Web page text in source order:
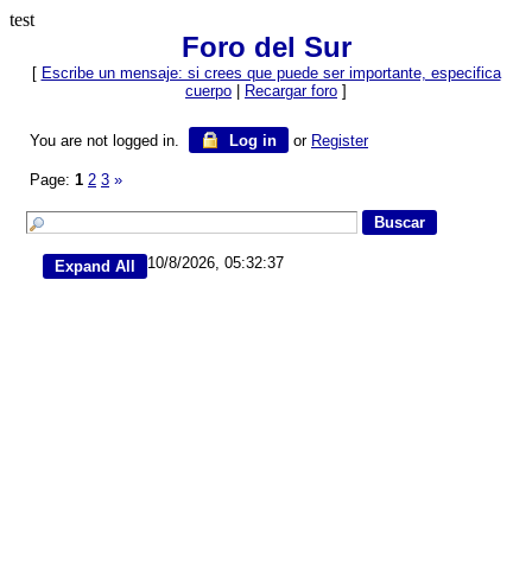
test
Foro del Sur
[ Escribe un mensaje: si crees que puede ser importante, especifica
cuerpo
Recargar foro ]
You are not logged in. Log in or Register
Page: 1 2 3 »
10/8/2026, 05:32:37